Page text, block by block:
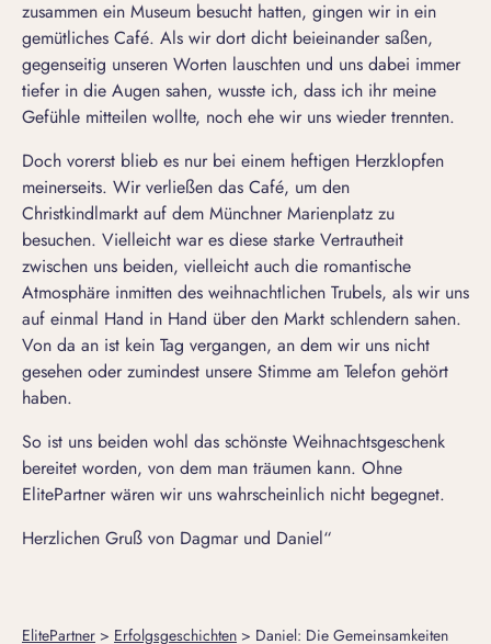
zusammen ein Museum besucht hatten, gingen wir in ein
gemütliches Café. Als wir dort dicht beieinander saßen,
gegenseitig unseren Worten lauschten und uns dabei immer
tiefer in die Augen sahen, wusste ich, dass ich ihr meine
Gefühle mitteilen wollte, noch ehe wir uns wieder trennten.
Doch vorerst blieb es nur bei einem heftigen Herzklopfen
meinerseits. Wir verließen das Café, um den
Christkindlmarkt auf dem Münchner Marienplatz zu
besuchen. Vielleicht war es diese starke Vertrautheit
zwischen uns beiden, vielleicht auch die romantische
Atmosphäre inmitten des weihnachtlichen Trubels, als wir uns
auf einmal Hand in Hand über den Markt schlendern sahen.
Von da an ist kein Tag vergangen, an dem wir uns nicht
gesehen oder zumindest unsere Stimme am Telefon gehört
haben.
So ist uns beiden wohl das schönste Weihnachtsgeschenk
bereitet worden, von dem man träumen kann. Ohne
ElitePartner wären wir uns wahrscheinlich nicht begegnet.
Herzlichen Gruß von Dagmar und Daniel“
ElitePartner > Erfolgsgeschichten > Daniel: Die Gemeinsamkeiten